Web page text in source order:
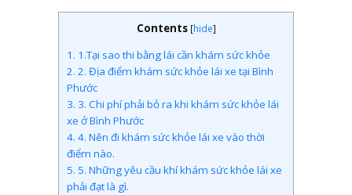
Contents [hide]
1. 1.Tại sao thi bằng lái cần khám sức khỏe
2. 2. Địa điểm khám sức khỏe lái xe tại Bình
Phước
3. 3. Chi phí phải bỏ ra khi khám sức khỏe lái
xe ở Bình Phước
4. 4. Nên đi khám sức khỏe lái xe vào thời
điểm nào.
5. 5. Những yêu cầu khí khám sức khỏe lái xe
phải đạt là gì.